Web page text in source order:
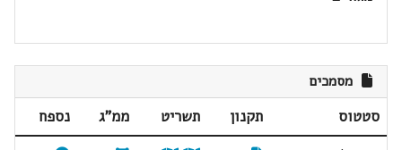
מסמכים
סטטוס תקנון תשריט ממ"ג
נספח